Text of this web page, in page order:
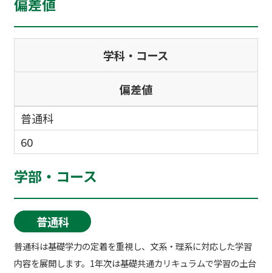
学科・コース
偏差値
普通科
60
学部・コース
普通科
普通科は基礎学力の定着を重視し、文系・理系に対応した学習
内容を展開します。1年次は基礎共通カリキュラムで学習の土台